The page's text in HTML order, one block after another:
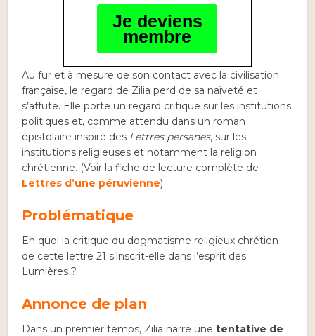
Je deviens
membre
Au fur et à mesure de son contact avec la civilisation
française, le regard de Zilia perd de sa naïveté et
s’affute. Elle porte un regard critique sur les institutions
politiques et, comme attendu dans un roman
épistolaire inspiré des Lettres persanes, sur les
institutions religieuses et notamment la religion
chrétienne. (Voir la fiche de lecture complète de
Lettres d’une péruvienne)
Problématique
En quoi la critique du dogmatisme religieux chrétien
de cette lettre 21 s’inscrit-elle dans l’esprit des
Lumières ?
Annonce de plan
Dans un premier temps, Zilia narre unetentative de